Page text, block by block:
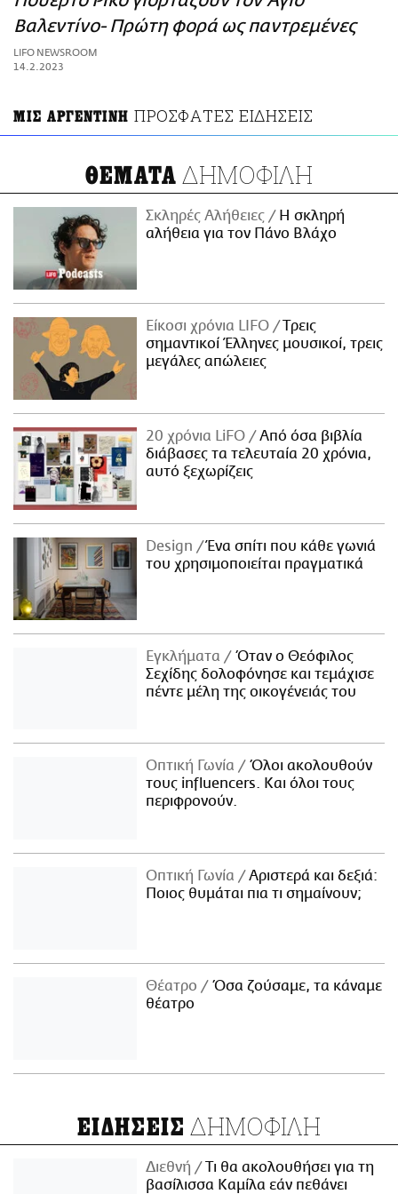
ΑΜΠΑ
PRINT
Βαλεντίνο- Πρώτη φορά ως παντρεμένες
LIFO NEWSROOM
14.2.2023
ΜΙΣ ΑΡΓΕΝΤΙΝΗ ΠΡΟΣΦΑΤΕΣ ΕΙΔΗΣΕΙΣ
ΘΕΜΑΤΑ ΔΗΜΟΦΙΛΗ
Σκληρές Αλήθειες
H σκληρή
αλήθεια για τον Πάνο Βλάχο
Είκοσι χρόνια LIFO
Tρεις
σημαντικοί Έλληνες μουσικοί, τρεις
μεγάλες απώλειες
20 χρόνια LiFO
Από όσα βιβλία
διάβασες τα τελευταία 20 χρόνια,
αυτό ξεχωρίζεις
Design
Ένα σπίτι που κάθε γωνιά
του χρησιμοποιείται πραγματικά
Εγκλήματα
Όταν ο Θεόφιλος
Σεχίδης δολοφόνησε και τεμάχισε
πέντε μέλη της οικογένειάς του
Οπτική Γωνία
Όλοι ακολουθούν
τους influencers. Και όλοι τους
περιφρονούν.
Οπτική Γωνία
Αριστερά και δεξιά:
Ποιος θυμάται πια τι σημαίνουν;
Θέατρο
Όσα ζούσαμε, τα κάναμε
θέατρο
ΕΙΔΗΣΕΙΣ ΔΗΜΟΦΙΛΗ
Διεθνή
Τι θα ακολουθήσει για τη
βασίλισσα Καμίλα εάν πεθάνει